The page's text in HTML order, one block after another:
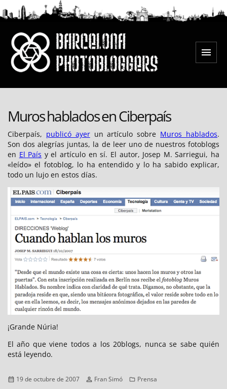
al
Menú
Muros hablados en Ciberpaís
Ciberpaís, publicó ayerun artículo sobre Muros hablados.
Son dos alegrías juntas, la de leer uno de nuestros fotoblogs
en El País y el artículo en sí. El autor, Josep M. Sarriegui, ha
«leído» el fotoblog, lo ha entendido y lo ha sabido explicar,
todo un lujo en estos días.
¡Grande Núria!
El año que viene todos a los 20blogs, nunca se sabe quién
está leyendo.
Publicado
19 de octubre de 2007 Autor
Fran Simó Categorías
Prensa